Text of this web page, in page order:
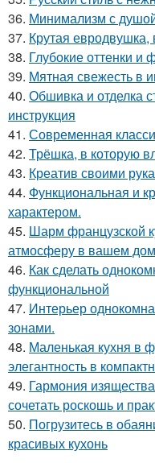
36. Минимализм с
37. Крутая евродвушка,
38. Глубокие оттенки и
39. Мятная свежесть в
40. Обшивка и отделка
инструкция
41. Современная
42. Трёшка, в которую
43. Креатив своими
44. Функциональная и
характером.
45. Шарм французской
атмосферу в вашем
46. Как сделать
функциональной
47. Интерьер
зонами.
48. Маленькая кухня в
элегантность в
49. Гармония
сочетать роскошь и
50. Погрузитесь в
красивых кухонь